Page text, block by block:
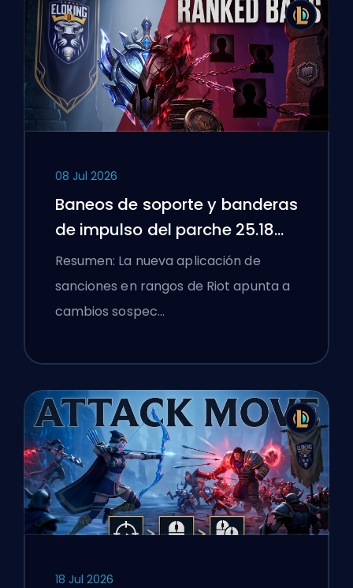
08 Jul 2026
Baneos de soporte y banderas
de impulso del parche 25.18
de League of Legends
Resumen: La nueva aplicación de
sanciones en rangos de Riot apunta a
cambios sospec…
18 Jul 2026